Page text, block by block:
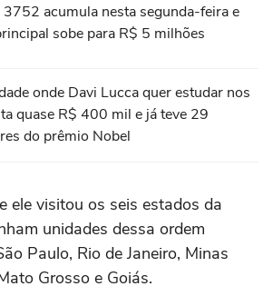
acumula nesta segunda-feira e
sobe para R$ 5 milhões
onde Davi Lucca quer estudar nos
quase R$ 400 mil e já teve 29
do prêmio Nobel
ele visitou os seis estados da
unidades dessa ordem
Paulo, Rio de Janeiro, Minas
Grosso e Goiás.